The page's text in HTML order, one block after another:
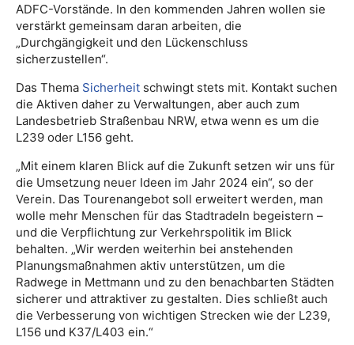
ADFC-Vorstände. In den kommenden Jahren wollen sie
verstärkt gemeinsam daran arbeiten, die
„Durchgängigkeit und den Lückenschluss
sicherzustellen“.
Das Thema Sicherheit schwingt stets mit. Kontakt suchen
die Aktiven daher zu Verwaltungen, aber auch zum
Landesbetrieb Straßenbau NRW, etwa wenn es um die
L239 oder L156 geht.
„Mit einem klaren Blick auf die Zukunft setzen wir uns für
die Umsetzung neuer Ideen im Jahr 2024 ein“, so der
Verein. Das Tourenangebot soll erweitert werden, man
wolle mehr Menschen für das Stadtradeln begeistern –
und die Verpflichtung zur Verkehrspolitik im Blick
behalten. „Wir werden weiterhin bei anstehenden
Planungsmaßnahmen aktiv unterstützen, um die
Radwege in Mettmann und zu den benachbarten Städten
sicherer und attraktiver zu gestalten. Dies schließt auch
die Verbesserung von wichtigen Strecken wie der L239,
L156 und K37/L403 ein.“